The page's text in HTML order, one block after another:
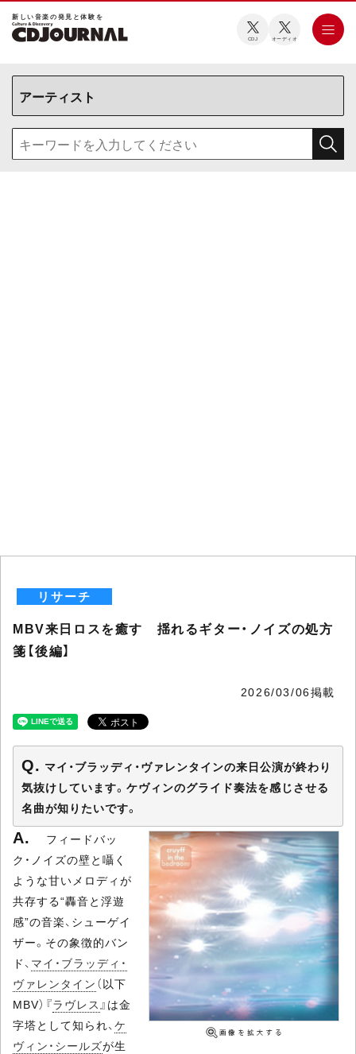
新しい⾳楽の発⾒と体験を
CDJ オーディオ
リサーチ
MBV来日ロスを癒す 揺れるギター・ノイズの処方
箋【後編】
2026/03/06掲載
マイ・ブラッディ・ヴァレンタインの来日公演が終わり
気抜けしています。ケヴィンのグライド奏法を感じさせる
名曲が知りたいです。
フィードバッ
ク・ノイズの壁と囁く
ような甘いメロディが
共存する“轟音と浮遊
感”の音楽、シューゲイ
ザー。その象徴的バン
ド、 マイ・ブラッディ・
ヴァレンタイン （以下
MBV）『ラヴレス』は金
字塔として知られ、ケ
ヴィン・シールズが生